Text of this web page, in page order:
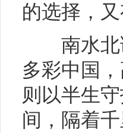
的选择，
南水北
多彩中国
则以半生
间，隔着